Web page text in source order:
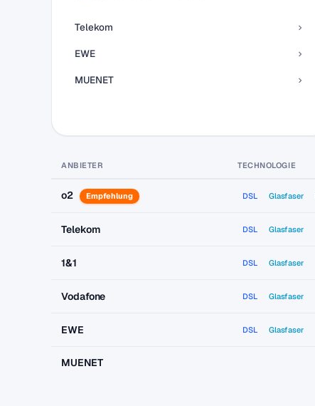
Telekom
EWE
MUENET
ANBIETER TECHNOLOGIE
o2 Empfehlung DSL Glasfaser
Telekom DSL Glasfaser
1&1 DSL Glasfaser
Vodafone DSL Glasfaser
EWE DSL Glasfaser
MUENET